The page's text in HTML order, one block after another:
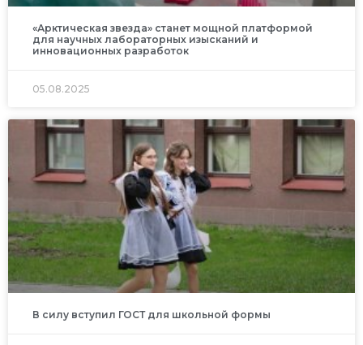
«Арктическая звезда» станет мощной платформой
для научных лабораторных изысканий и
инновационных разработок
05.08.2025
В силу вступил ГОСТ для школьной формы